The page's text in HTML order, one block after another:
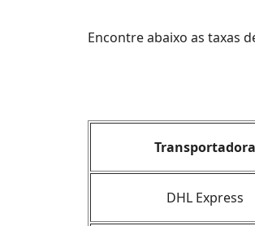
Encontre abaixo as taxas
Transportadora
DHL Express